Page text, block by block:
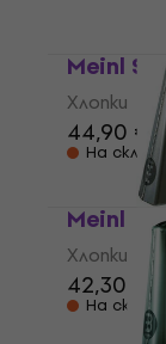
Meinl
Хлопки
44,90 €
На
Meinl
Хлопки
42,30 €
На